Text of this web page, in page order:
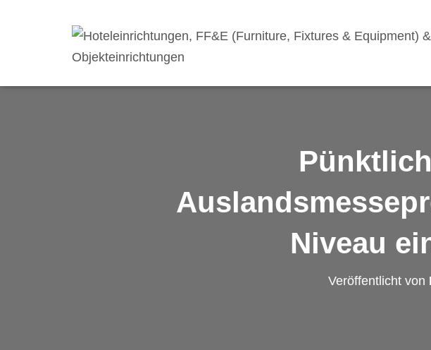
Niveau
Veröffentlicht von